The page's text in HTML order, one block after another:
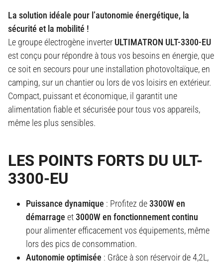
La solution idéale pour l’autonomie énergétique, la
sécurité et la mobilité !
Le groupe électrogène inverter ULTIMATRON ULT-3300-EU
est conçu pour répondre à tous vos besoins en énergie, que
ce soit en secours pour une installation photovoltaïque, en
camping, sur un chantier ou lors de vos loisirs en extérieur.
Compact, puissant et économique, il garantit une
alimentation fiable et sécurisée pour tous vos appareils,
même les plus sensibles.
LES POINTS FORTS DU ULT-
3300-EU
Puissance dynamique : Profitez de3300W en
démarrage et3000W en fonctionnement continu
pour alimenter efficacement vos équipements, même
lors des pics de consommation.
Autonomie optimisée : Grâce à son réservoir de 4,2L,